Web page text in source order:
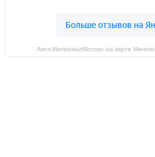
Авто-ИмпериалМоторс на карте